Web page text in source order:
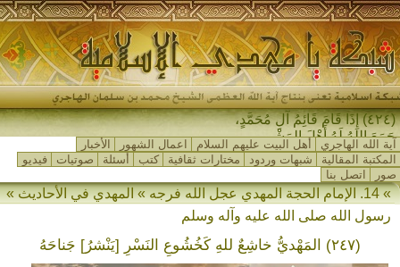
(٤٢٤) إِذَا قَامَ قَائِمُ آلِ مُحَمَّدٍ،
جَمَعَ اللهُ لَهُ أَهْلَ المَشْرِقِ _
آية الله الهاجري أهل البيت عليهم السلام اعمال الشهور
الأخبار
المكتبة المقالية
شبهات وردود مختارات ثقافية كتب أسئلة صوتيات
فيديو
صور
اتصل بنا
» 14. الإمام الحجة المهدي عجل الله فرجه » المهدي في الأحاديث »
رسول الله صلى الله عليه وآله وسلم
(٢٤٧) المَهْديُّ خاشِعٌ للهِ كَخُشُوعِ النَسْرِ [يَنْشرُ] جَناحَهُ